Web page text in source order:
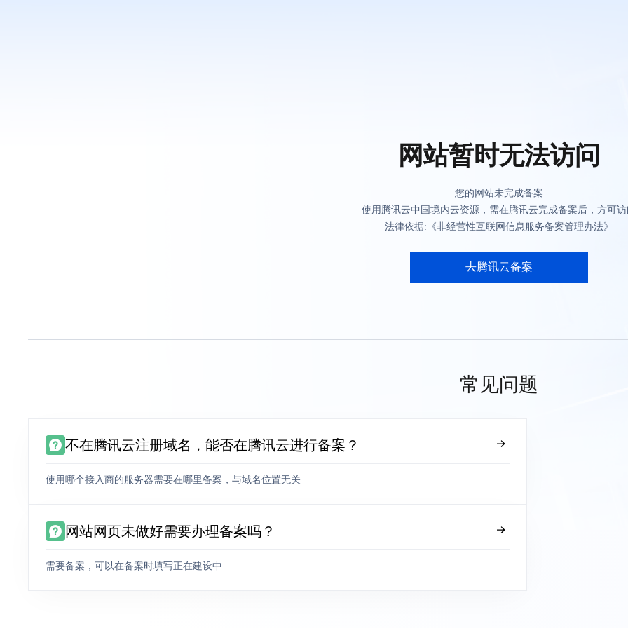
网站暂时无法访问
您的网站未完成备案
使用腾讯云中国境内云资源，需在腾讯云完成备案后，方可
法律依据:《非经营性互联网信息服务备案管理办法》
去腾讯云备案
常见问题
不在腾讯云注册域名，能否在腾讯云进行备案？
使用哪个接入商的服务器需要在哪里备案，与域名位置无关
网站网页未做好需要办理备案吗？
需要备案，可以在备案时填写正在建设中